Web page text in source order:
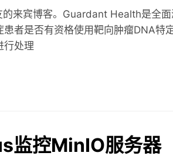
来宾博客。Guardant Health是全
者是否有资格使用靶向肿瘤DNA特
行处理
监控MinIO服务器